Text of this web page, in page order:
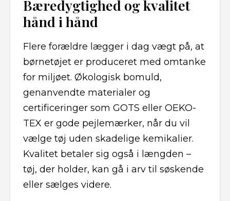
Bæredygtighed og kvalitet
hånd i hånd
Flere forældre lægger i dag vægt på, at
børnetøjet er produceret med omtanke
for miljøet. Økologisk bomuld,
genanvendte materialer og
certificeringer som GOTS eller OEKO-
TEX er gode pejlemærker, når du vil
vælge tøj uden skadelige kemikalier.
Kvalitet betaler sig også i længden –
tøj, der holder, kan gå i arv til søskende
eller sælges videre.